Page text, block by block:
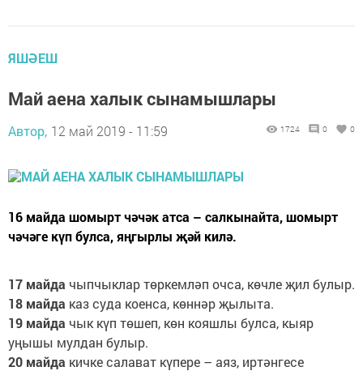
ЯШӘЕШ
Май аена халык сынамышлары
Автор, 12 май 2019 - 11:59 1724 0 0
16 майда шомырт чәчәк атса – салкынайта, шомырт
чәчәге күп булса, яңгырлы җәй килә.
17 майда чыпчыклар төркемләп очса, көчле җил булыр.
18 майда каз суда коенса, көннәр җылыта.
19 майда чык күп төшеп, көн кояшлы булса, кыяр
уңышы мулдан булыр.
20 майда кичке салават күпере – аяз, иртәнгесе